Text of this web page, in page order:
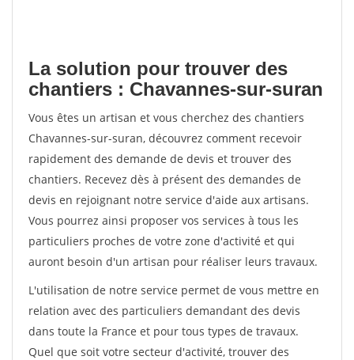
La solution pour trouver des
chantiers : Chavannes-sur-suran
Vous êtes un artisan et vous cherchez des chantiers
Chavannes-sur-suran, découvrez comment recevoir
rapidement des demande de devis et trouver des
chantiers. Recevez dès à présent des demandes de
devis en rejoignant notre service d'aide aux artisans.
Vous pourrez ainsi proposer vos services à tous les
particuliers proches de votre zone d'activité et qui
auront besoin d'un artisan pour réaliser leurs travaux.
L'utilisation de notre service permet de vous mettre en
relation avec des particuliers demandant des devis
dans toute la France et pour tous types de travaux.
Quel que soit votre secteur d'activité, trouver des